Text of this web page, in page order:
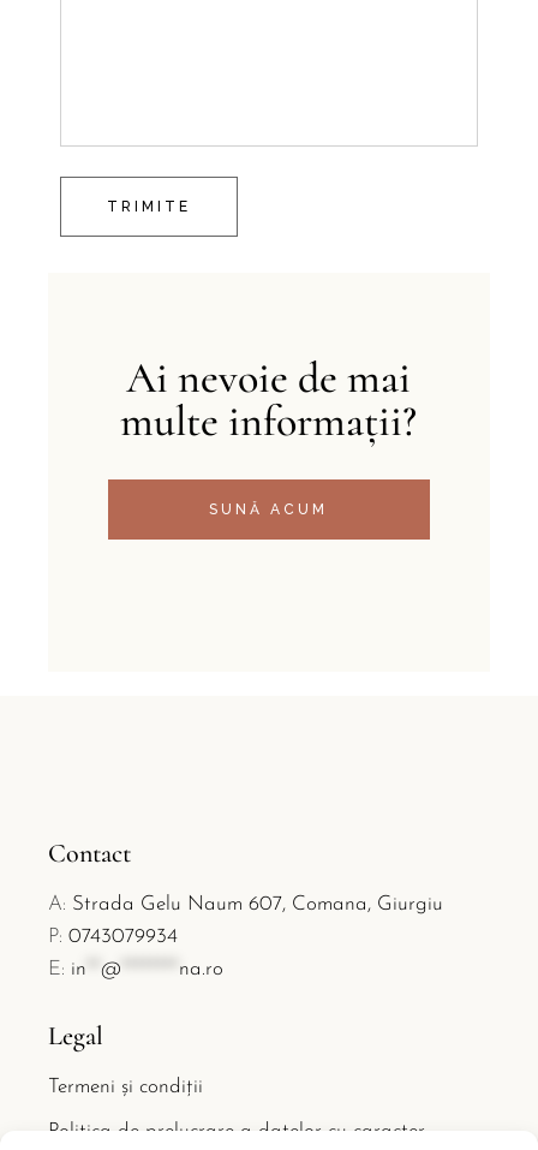
TRIMITE
Ai nevoie de mai
multe informații?
SUNĂ ACUM
Contact
A: Strada Gelu Naum 607, Comana, Giurgiu
P: 0743079934
E: in @ na.ro
Legal
Termeni și condiții
Politica de prelucrare a datelor cu caracter